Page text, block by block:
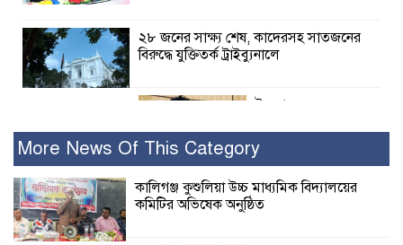
২৮ জনের সাক্ষ্য শেষ, কাদেরসহ সাতজনের
বিরুদ্ধে যুক্তিতর্ক ট্রাইব্যুনালে
ইসলামের সবচেয়ে
নুর
পাঁচ মাসে সরকারের দোষ দিচ্ছেন, আপনারা
More News Of This Category
কালিগঞ্জ কুশুলিয়া উচ্চ মাধ্যমিক বিদ্যালয়ের
কমিটির অভিষেক অনুষ্ঠিত